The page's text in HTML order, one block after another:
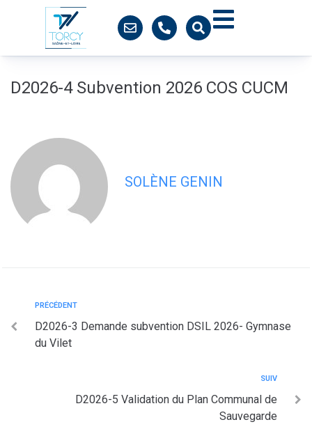
D2026-4 Subvention 2026 COS CUCM
SOLÈNE GENIN
PRÉCÉDENT
D2026-3 Demande subvention DSIL 2026- Gymnase
du Vilet
SUIV
D2026-5 Validation du Plan Communal de
Sauvegarde